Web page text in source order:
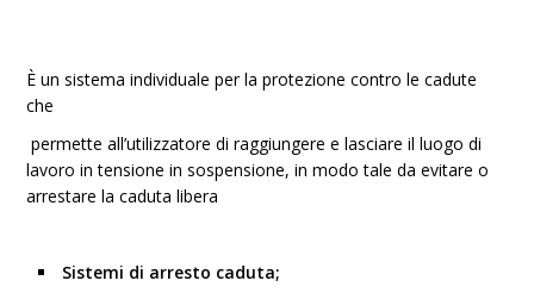
È un sistema individuale per la protezione contro le cadute
che
permette all’utilizzatore di raggiungere e lasciare il luogo di
lavoro in tensione in sospensione, in modo tale da evitare o
arrestare la caduta libera
Sistemi di arresto caduta;